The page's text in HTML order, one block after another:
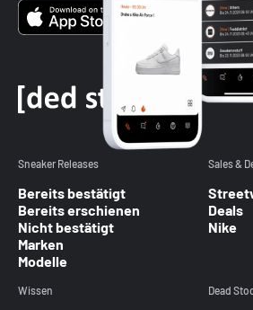
Sneaker Releases
Bereits bestätigt
Bereits erschienen
Nicht bestätigt
Marken
Modelle
Sales &
Deals
Nike
Wissen Dead